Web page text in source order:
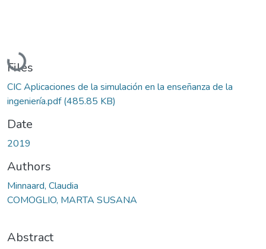
Loading...
Files
CIC Aplicaciones de la simulación en la enseñanza de la
ingeniería.pdf(485.85 KB)
Date
2019
Authors
Minnaard, Claudia
COMOGLIO, MARTA SUSANA
Abstract